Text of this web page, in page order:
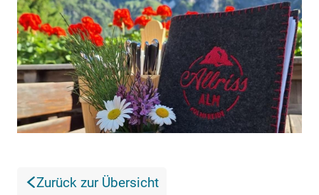
Zurück zur Übersicht